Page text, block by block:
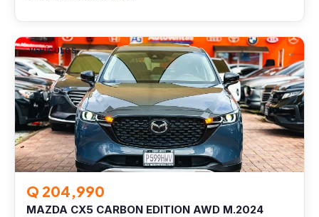
VEHÍCULOS
Q 204,990
MAZDA CX5 CARBON EDITION AWD M.2024